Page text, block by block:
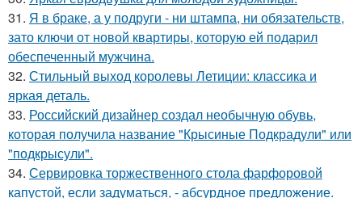
31. Я в браке, а у подруги - ни штампа, ни обязательств,
зато ключи от новой квартиры, которую ей подарил
обеспеченный мужчина.
32. Стильный выход королевы Летиции: классика и
яркая деталь.
33. Российский дизайнер создал необычную обувь,
которая получила название "Крысиные Подкрадули" или
"подкрысули".
34. Сервировка торжественного стола фарфоровой
капустой, если задуматься, - абсурдное предложение.